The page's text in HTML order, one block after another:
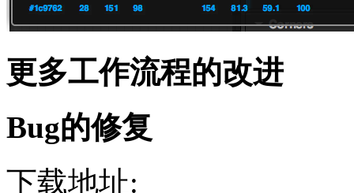
更多工作流程的改进
Bug的修复
下载地址: